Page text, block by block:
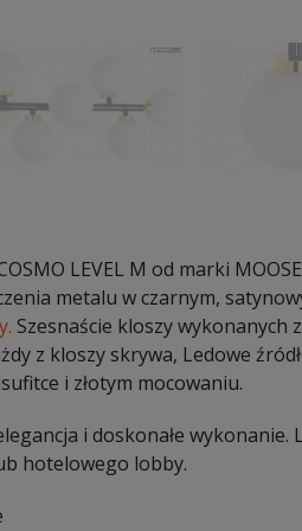
LEVEL M od marki
metalu w czarnym,
Szesnaście kloszy wykonanych
z kloszy skrywa, Ledowe
i złotym mocowaniu.
i doskonałe
hotelowego lobby.